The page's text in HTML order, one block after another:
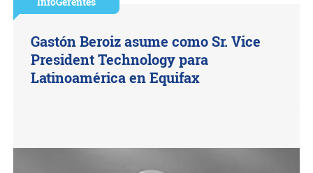
Gastón Beroiz asume como Sr. Vice
President Technology para
Latinoamérica en Equifax